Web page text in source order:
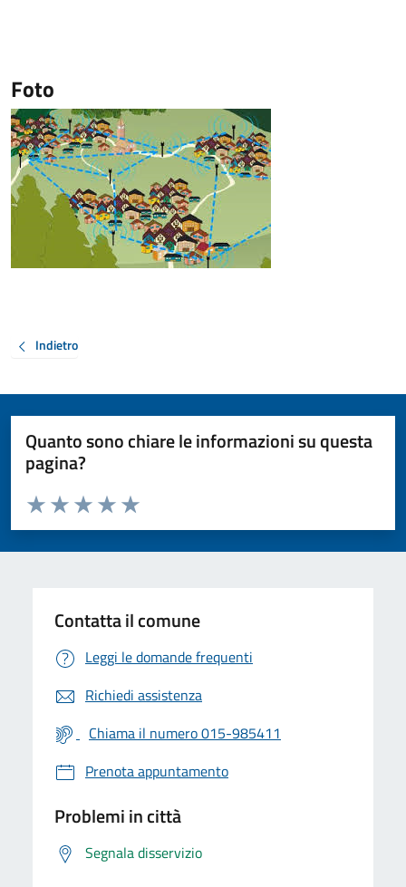
Foto
Indietro
Quanto sono chiare le informazioni su questa
pagina?
Valuta da 1 a 5 stelle la pagina
Valuta 5 stelle su 5
Valuta 4 stelle su 5
Valuta 3 stelle su 5
Valuta 2 stelle su 5
Valuta 1 stelle su 5
Contatta il comune
Leggi le domande frequenti
Richiedi assistenza
Chiama il numero 015-985411
Prenota appuntamento
Problemi in città
Segnala disservizio